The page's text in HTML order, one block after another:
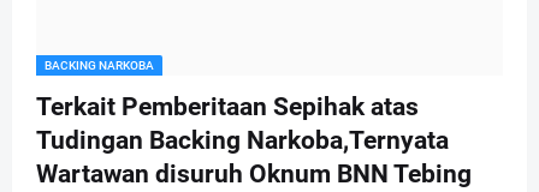
BACKING NARKOBA
Terkait Pemberitaan Sepihak atas
Tudingan Backing Narkoba,Ternyata
Wartawan disuruh Oknum BNN Tebing